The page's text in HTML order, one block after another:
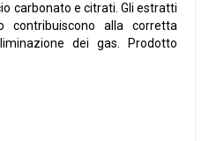
carbonato e citrati. Gli estratti
alla corretta
dei gas. Prodotto